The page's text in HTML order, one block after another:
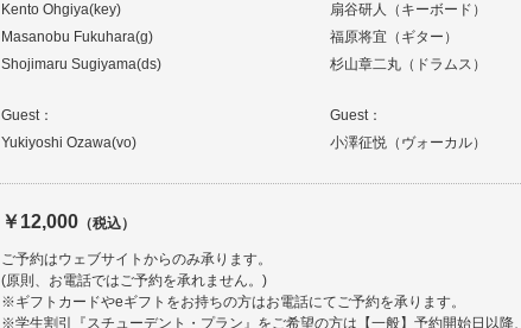
Kento Ohgiya(key)
扇谷研人（キーボード）
Masanobu Fukuhara(g)
福原将宜（ギター）
Shojimaru Sugiyama(ds)
杉山章二丸（ドラムス）
Guest：
Guest：
Yukiyoshi Ozawa(vo)
小澤征悦（ヴォーカル）
￥12,000 （税込）
ご予約はウェブサイトからのみ承ります。
(原則、お電話ではご予約を承れません。)
※ギフトカードやeギフトをお持ちの方はお電話にてご予約を承ります。
※学生割引『スチューデント・プラン』をご希望の方は【一般】予約開始日以降、